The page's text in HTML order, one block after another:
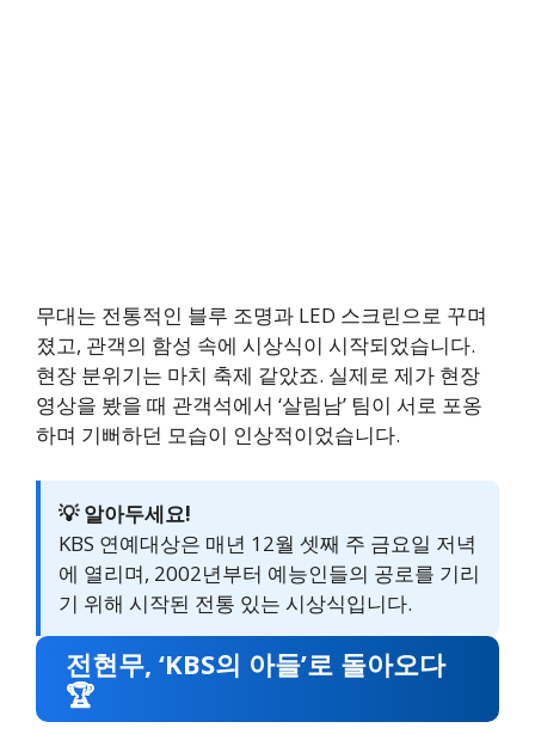
무대는 전통적인 블루 조명과 LED 스크린으로 꾸며
졌고, 관객의 함성 속에 시상식이 시작되었습니다.
현장 분위기는 마치 축제 같았죠. 실제로 제가 현장
영상을 봤을 때 관객석에서 ‘살림남’ 팀이 서로 포옹
하며 기뻐하던 모습이 인상적이었습니다.
💡 알아두세요!
KBS 연예대상은 매년 12월 셋째 주 금요일 저녁
에 열리며, 2002년부터 예능인들의 공로를 기리
기 위해 시작된 전통 있는 시상식입니다.
전현무, ‘KBS의 아들’로 돌아오다
🏆